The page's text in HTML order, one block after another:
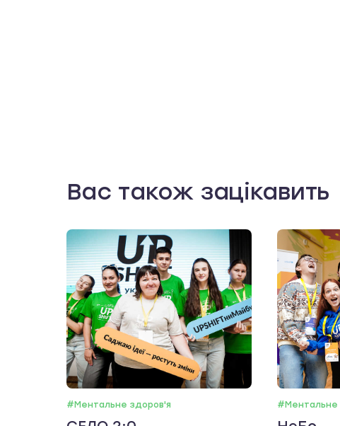
Вас також зацікавить
#Ментальне здоров'я #Ментальне